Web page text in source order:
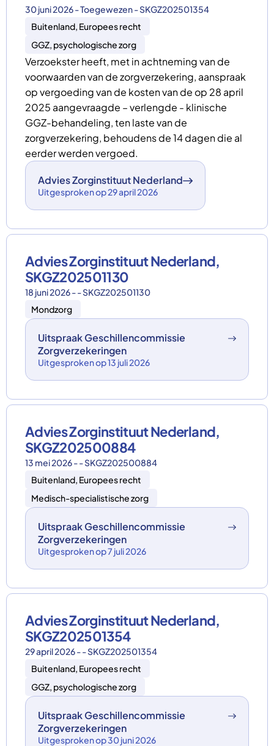
30 juni 2026 - Toegewezen - SKGZ202501354
Buitenland, Europees recht
GGZ, psychologische zorg
Verzoekster heeft, met in achtneming van de
voorwaarden van de zorgverzekering, aanspraak
op vergoeding van de kosten van de op 28 april
2025 aangevraagde – verlengde - klinische
GGZ-behandeling, ten laste van de
zorgverzekering, behoudens de 14 dagen die al
eerder werden vergoed.
Advies Zorginstituut Nederland
Uitgesproken op 29 april 2026
Advies Zorginstituut Nederland,
SKGZ202501130
18 juni 2026 - - SKGZ202501130
Mondzorg
Uitspraak Geschillencommissie
Zorgverzekeringen
Uitgesproken op 13 juli 2026
Advies Zorginstituut Nederland,
SKGZ202500884
13 mei 2026 - - SKGZ202500884
Buitenland, Europees recht
Medisch-specialistische zorg
Uitspraak Geschillencommissie
Zorgverzekeringen
Uitgesproken op 7 juli 2026
Advies Zorginstituut Nederland,
SKGZ202501354
29 april 2026 - - SKGZ202501354
Buitenland, Europees recht
GGZ, psychologische zorg
Uitspraak Geschillencommissie
Zorgverzekeringen
Uitgesproken op 30 juni 2026